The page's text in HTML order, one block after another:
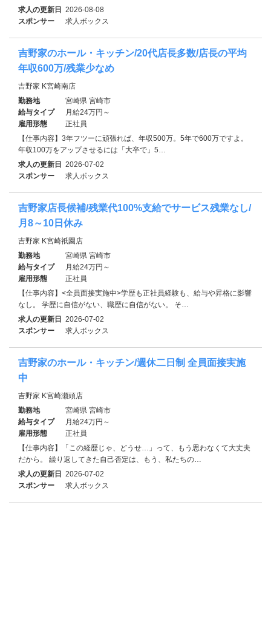
求人の更新日 2026-08-08
スポンサー
求人ボックス
吉野家のホール・キッチン/20代店長多数/店長の平均
年収600万/残業少なめ
吉野家 K宮崎南店
勤務地
宮崎県 宮崎市
給与タイプ
月給24万円～
雇用形態
正社員
【仕事内容】3年フツーに頑張れば、年収500万。5年で600万ですよ。
年収100万をアップさせるには「大卒で」5…
求人の更新日 2026-07-02
スポンサー
求人ボックス
吉野家店長候補/残業代100%支給でサービス残業なし/
月8～10日休み
吉野家 K宮崎祇園店
勤務地
宮崎県 宮崎市
給与タイプ
月給24万円～
雇用形態
正社員
【仕事内容】<全員面接実施中>学歴も正社員経験も、給与や昇格に影響
なし。 学歴に自信がない、職歴に自信がない。 そ…
求人の更新日 2026-07-02
スポンサー
求人ボックス
吉野家のホール・キッチン/週休二日制 全員面接実施
中
吉野家 K宮崎瀬頭店
勤務地
宮崎県 宮崎市
給与タイプ
月給24万円～
雇用形態
正社員
【仕事内容】「この経歴じゃ、どうせ…」って、もう思わなくて大丈夫
だから。 繰り返してきた自己否定は、もう、私たちの…
求人の更新日 2026-07-02
スポンサー
求人ボックス